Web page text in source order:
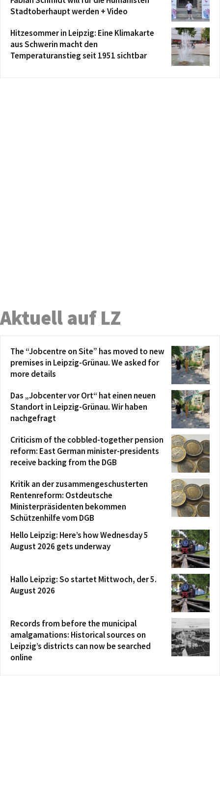
Stadtoberhaupt werden + Video
Hitzesommer in Leipzig: Eine Klimakarte
aus Schwerin macht den
Temperaturanstieg seit 1951 sichtbar
Aktuell auf LZ
The “Jobcentre on Site” has moved to new
premises in Leipzig-Grünau. We asked for
more details
Das „Jobcenter vor Ort“ hat einen neuen
Standort in Leipzig-Grünau. Wir haben
nachgefragt
Criticism of the cobbled-together pension
reform: East German minister-presidents
receive backing from the DGB
Kritik an der zusammengeschusterten
Rentenreform: Ostdeutsche
Ministerpräsidenten bekommen
Schützenhilfe vom DGB
Hello Leipzig: Here’s how Wednesday 5
August 2026 gets underway
Hallo Leipzig: So startet Mittwoch, der 5.
August 2026
Records from before the municipal
amalgamations: Historical sources on
Leipzig’s districts can now be searched
online